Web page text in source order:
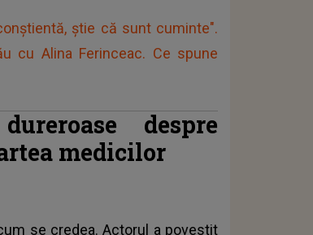
știe că sunt cuminte".
cu Alina Ferinceac. Ce spune
despre
medicilor
se credea. Actorul a povestit